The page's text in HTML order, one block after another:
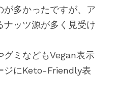
が多かったですが、ア
ナッツ源が多く見受け
グミなどもVegan表示
ジにKeto-Friendly表